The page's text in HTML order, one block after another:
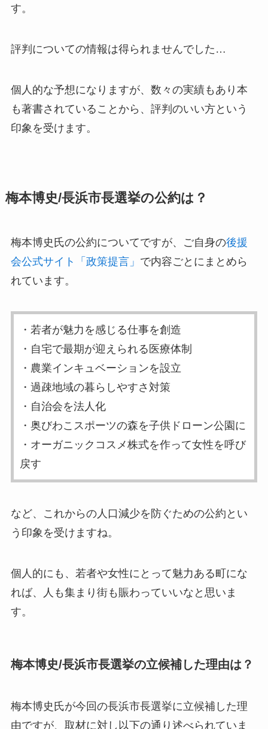
す。
評判についての情報は得られませんでした…
個人的な予想になりますが、数々の実績もあり本
も著書されていることから、評判のいい方という
印象を受けます。
梅本博史/長浜市長選挙の公約は？
梅本博史氏の公約についてですが、ご自身の後援
会公式サイト「政策提言」 で内容ごとにまとめら
れています。
・若者が魅力を感じる仕事を創造
・自宅で最期が迎えられる医療体制
・農業インキュベーションを設立
・過疎地域の暮らしやすさ対策
・自治会を法人化
・奥びわこスポーツの森を子供ドローン公園に
・オーガニックコスメ株式を作って女性を呼び
戻す
など、これからの人口減少を防ぐための公約とい
う印象を受けますね。
個人的にも、若者や女性にとって魅力ある町にな
れば、人も集まり街も賑わっていいなと思いま
す。
梅本博史/長浜市長選挙の立候補した理由は？
梅本博史氏が今回の長浜市長選挙に立候補した理
由ですが、取材に対し以下の通り述べられていま